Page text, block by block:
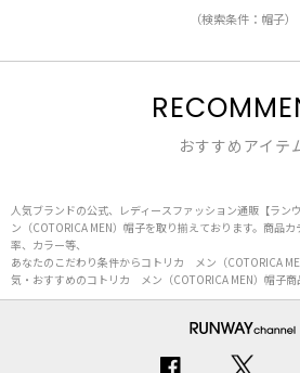
（検索条件：帽子）
おすすめアイテ
人気ブランドの公式、レディースファッション通販【ラ
ン（COTORICA MEN）帽子を取り揃えております。商品
率、カラー等、
あなたのこだわり条件からコトリカ メン（COTORICA
気・おすすめのコトリカ メン（COTORICA MEN）帽子商